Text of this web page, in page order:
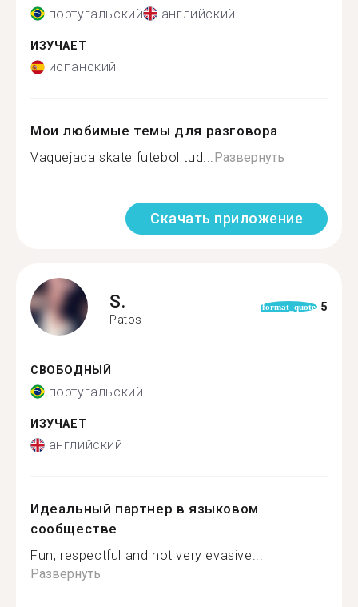
португальский английский
ИЗУЧАЕТ
испанский
Мои любимые темы для разговора
Vaquejada skate futebol tud...Развернуть
Скачать приложение
S.
Patos
format_quote 5
СВОБОДНЫЙ
португальский
ИЗУЧАЕТ
английский
Идеальный партнер в языковом
сообществе
Fun, respectful and not very evasive...
Развернуть